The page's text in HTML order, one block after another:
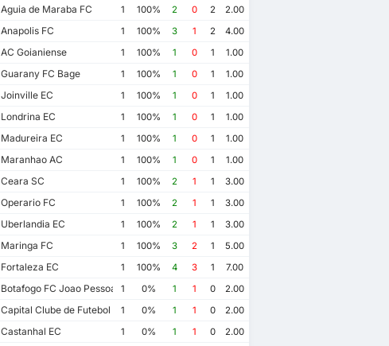
Aguia de Maraba FC 1 100% 2 0 2
2.00
Anapolis FC 1 100% 3 1 2
4.00
AC Goianiense 1 100% 1 0 1
1.00
Guarany FC Bage 1 100% 1 0 1
1.00
Joinville EC 1 100% 1 0 1
1.00
Londrina EC 1 100% 1 0 1
1.00
Madureira EC 1 100% 1 0 1
1.00
Maranhao AC 1 100% 1 0 1
1.00
Ceara SC 1 100% 2 1 1
3.00
Operario FC 1 100% 2 1 1
3.00
Uberlandia EC 1 100% 2 1 1
3.00
Maringa FC 1 100% 3 2 1
5.00
Fortaleza EC 1 100% 4 3 1
7.00
Botafogo FC Joao Pessoa 1 0% 1 1 0
2.00
Capital Clube de Futebol 1 0% 1 1 0
2.00
Castanhal EC 1 0% 1 1 0
2.00